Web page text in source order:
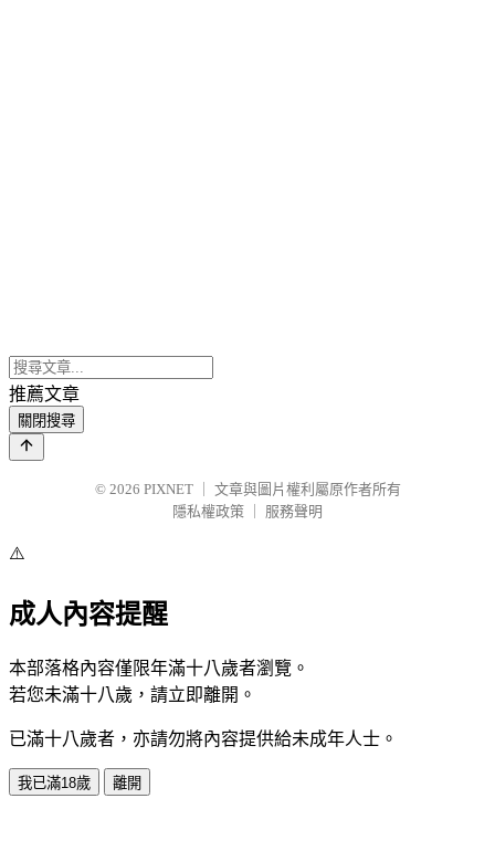
推薦文章
關閉搜尋
© 2026 PIXNET
文章與圖片權利屬原作者所有
隱私權政策
服務聲明
⚠️
成人內容提醒
本部落格內容僅限年滿十八歲者瀏覽。
若您未滿十八歲，請立即離開。
已滿十八歲者，亦請勿將內容提供給未成年人士。
我已滿18歲 離開